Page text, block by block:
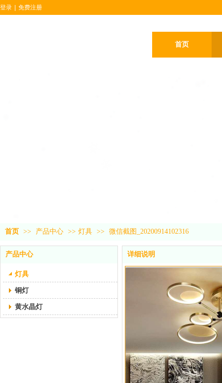
首页
登录 免费注册
首页 >> 产品中心 >> 灯具 >> 微信截图_20200914102316
产品中心
灯具
铜灯
黄水晶灯
详细说明